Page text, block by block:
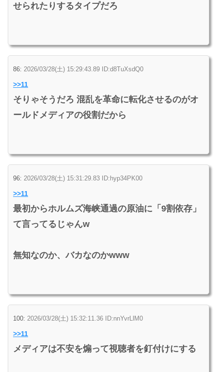
せられたりするタイプだろ
86: 2026/03/28(土) 15:29:43.89 ID:d8TuXsdQ0
>>11
そりゃそうだろ 混乱を革命に転化させるのがオ
ールドメディアの役割だから
96: 2026/03/28(土) 15:31:29.83 ID:hyp34PK00
>>11
最初からホルムズ海峡通過の原油に「9割依存」
て言ってるじゃんw
無知なのか、バカなのかwww
100: 2026/03/28(土) 15:32:11.36 ID:nnYvrLlM0
>>11
メディアは不安を煽って視聴者を釘付けにする